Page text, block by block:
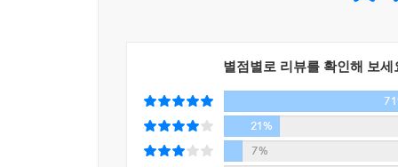
별점별로 리뷰를 확인해 보세
21%
7%